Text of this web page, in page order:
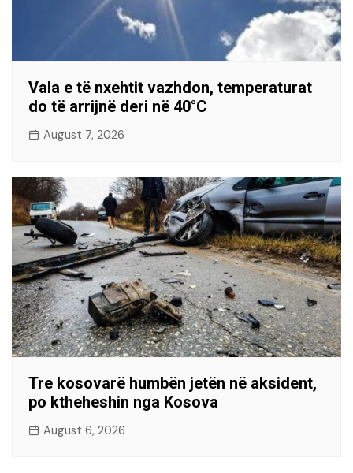
Vala e të nxehtit vazhdon, temperaturat
do të arrijnë deri në 40°C
August 7, 2026
Tre kosovarë humbën jetën në aksident,
po ktheheshin nga Kosova
August 6, 2026